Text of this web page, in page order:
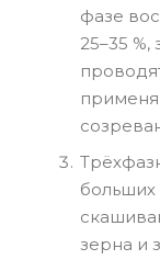
фазе
25–35
зерна и